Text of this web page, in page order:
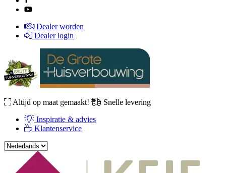
Dealer worden
Dealer login
Altijd op maat gemaakt!
Snelle levering
Inspiratie & advies
Klantenservice